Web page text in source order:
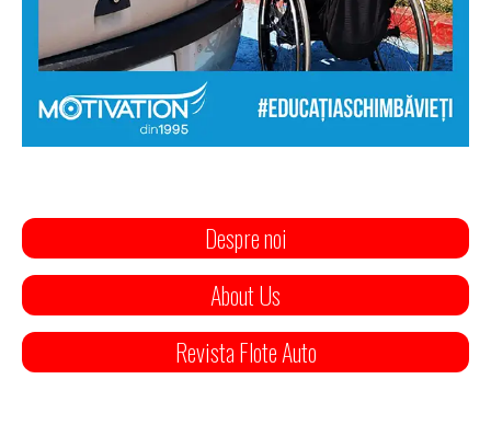
Despre noi
About Us
Revista Flote Auto